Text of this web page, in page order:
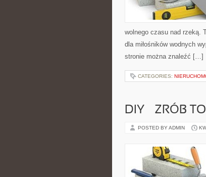
wolnego czasu nad rzeką.
dla miłośników wodnych
stronie można znaleźć […]
CATEGORIES:
DIY – ZRÓB
POSTED BY ADMIN